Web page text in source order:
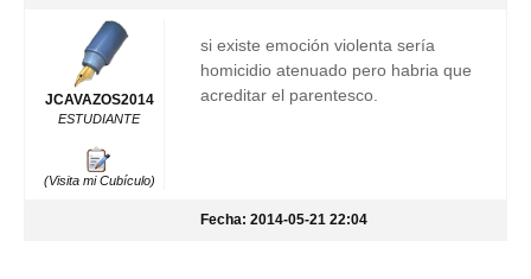
JCAVAZOS2014
ESTUDIANTE
(Visita mi Cubículo)
si existe emoción violenta sería
homicidio atenuado pero habria que
acreditar el parentesco.
Fecha: 2014-05-21 22:04